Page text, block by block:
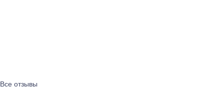
Все отзывы